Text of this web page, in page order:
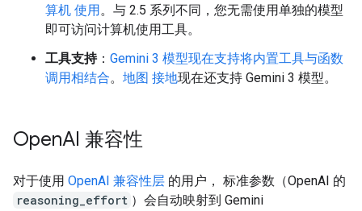
算机 使用。与 2.5 系列不同，您无需使用单独的模型
即可访问计算机使用工具。
工具支持： Gemini 3 模型现在支持将内置工具与函数
调用相结合。 地图 接地现在还支持 Gemini 3 模型。
OpenAI 兼容性
对于使用 OpenAI 兼容性层 的用户， 标准参数（OpenAI 的
reasoning_effort ）会自动映射到 Gemini